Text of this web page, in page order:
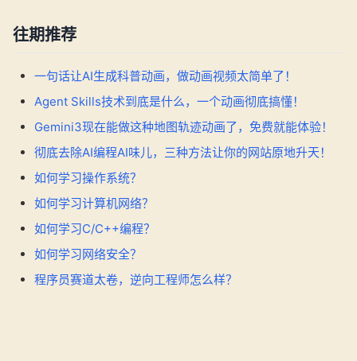
往期推荐
一句话让AI生成科普动画，做动画视频太简单了！
Agent Skills技术到底是什么，一个动画彻底搞懂！
Gemini3现在能做这种地图轨迹动画了，免费就能体验！
彻底去除AI编程AI味儿，三种方法让你的网站原地升天！
如何学习操作系统？
如何学习计算机网络？
如何学习C/C++编程？
如何学习网络安全？
程序员赛道太卷，逆向工程师怎么样？